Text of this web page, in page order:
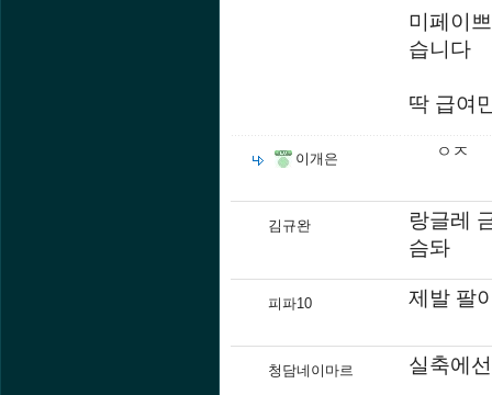
미페이
습니다
딱 급여
이개은 ㅇㅈ
김규완
랑글레
슴돠
피파10 제발 팔
청담네이마르 실축에